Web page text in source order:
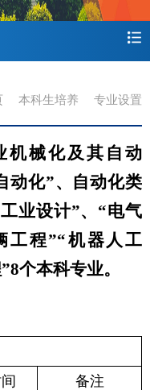
本科生培养 专业设置
机械化及其自 动
动化”、自动化类
业设计”、“电气
工程”“机器人工
”8个本科专业。
备注